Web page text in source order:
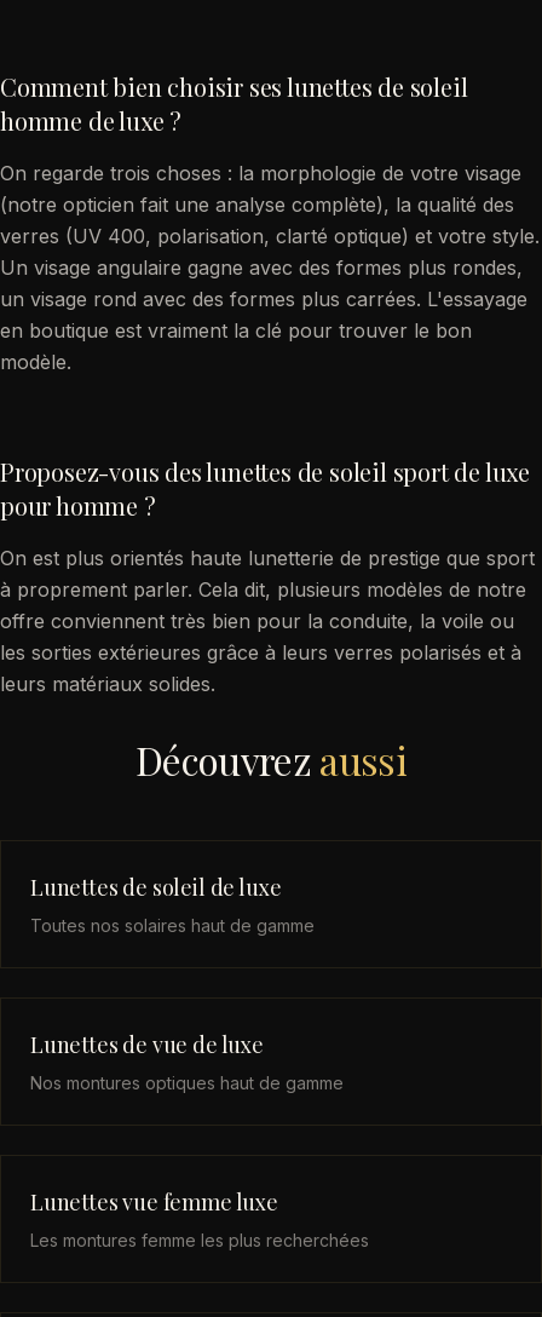
Comment bien choisir ses lunettes de soleil
homme de luxe ?
On regarde trois choses : la morphologie de votre visage
(notre opticien fait une analyse complète), la qualité des
verres (UV 400, polarisation, clarté optique) et votre style.
Un visage angulaire gagne avec des formes plus rondes,
un visage rond avec des formes plus carrées. L'essayage
en boutique est vraiment la clé pour trouver le bon
modèle.
Proposez-vous des lunettes de soleil sport de luxe
pour homme ?
On est plus orientés haute lunetterie de prestige que sport
à proprement parler. Cela dit, plusieurs modèles de notre
offre conviennent très bien pour la conduite, la voile ou
les sorties extérieures grâce à leurs verres polarisés et à
leurs matériaux solides.
Découvrezaussi
Lunettes de soleil de luxe
Toutes nos solaires haut de gamme
Lunettes de vue de luxe
Nos montures optiques haut de gamme
Lunettes vue femme luxe
Les montures femme les plus recherchées